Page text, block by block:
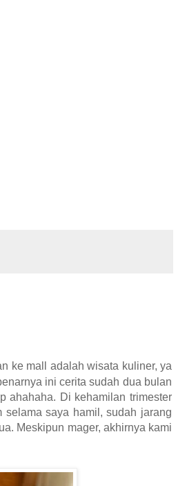
ke mall adalah wisata kuliner, ya
ini cerita sudah dua bulan
ahahaha. Di kehamilan trimester
saya hamil, sudah jarang
Meskipun mager, akhirnya kami